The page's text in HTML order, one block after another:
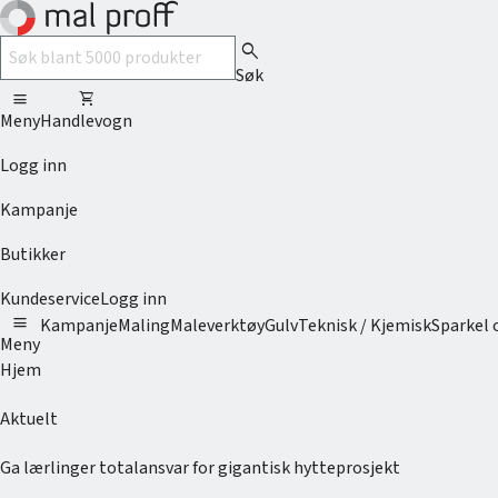
search
Søk
menu
Meny
shopping_cart
Handlevogn
Logg inn
Kampanje
Butikker
KundeserviceLogg inn
menu
Meny
KampanjeMalingMaleverktøyGulvTeknisk / KjemiskSparkel
Hjem
Aktuelt
Ga lærlinger totalansvar for gigantisk hytteprosjekt